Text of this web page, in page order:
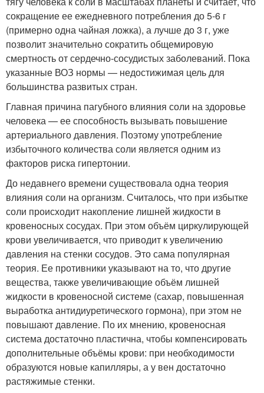
сокращение ее ежедневного потребления до 5-6 г
(примерно одна чайная ложка), а лучше до 3 г, уже
позволит значительно сократить общемировую
смертность от сердечно-сосудистых заболеваний. Пока
указанные ВОЗ нормы — недостижимая цель для
большинства развитых стран.
Главная причина пагубного влияния соли на здоровье
человека — ее способность вызывать повышение
артериального давления. Поэтому употребление
избыточного количества соли является одним из
факторов риска гипертонии.
До недавнего времени существовала одна теория
влияния соли на организм. Считалось, что при избытке
соли происходит накопление лишней жидкости в
кровеносных сосудах. При этом объём циркулирующей
крови увеличивается, что приводит к увеличению
давления на стенки сосудов. Это сама популярная
теория. Ее противники указывают на то, что другие
вещества, также увеличивающие объём лишней
жидкости в кровеносной системе (сахар, повышенная
выработка антидиуретического гормона), при этом не
повышают давление. По их мнению, кровеносная
система достаточно пластична, чтобы компенсировать
дополнительные объёмы крови: при необходимости
образуются новые капилляры, а у вен достаточно
растяжимые стенки.